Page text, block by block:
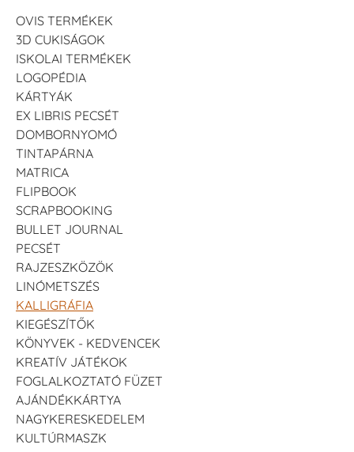
OVIS TERMÉKEK
3D CUKISÁGOK
ISKOLAI TERMÉKEK
LOGOPÉDIA
KÁRTYÁK
EX LIBRIS PECSÉT
DOMBORNYOMÓ
TINTAPÁRNA
MATRICA
FLIPBOOK
SCRAPBOOKING
BULLET JOURNAL
PECSÉT
RAJZESZKÖZÖK
LINÓMETSZÉS
KALLIGRÁFIA
KIEGÉSZÍTŐK
KÖNYVEK - KEDVENCEK
KREATÍV JÁTÉKOK
FOGLALKOZTATÓ FÜZET
AJÁNDÉKKÁRTYA
NAGYKERESKEDELEM
KULTÚRMASZK